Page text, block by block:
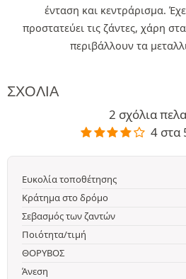
ένταση και κεντράρισμα.
προστατεύει τις ζάντες, χάρη
περιβάλλουν τα
ΣΧΌΛΙΑ
2 σχόλια
4 στα
Ευκολία τοποθέτησης
Κράτημα στο δρόμο
Σεβασμός των ζαντών
Ποιότητα/τιμή
ΘΟΡΥΒΟΣ
Άνεση